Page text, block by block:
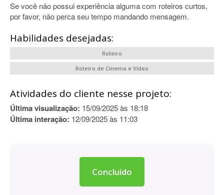
Se você não possui experiência alguma com roteiros curtos,
por favor, não perca seu tempo mandando mensagem.
Habilidades desejadas:
Roteiro
Roteiro de Cinema e Vídeo
Atividades do cliente nesse projeto:
Última visualização: 15/09/2025 às 18:18
Última interação: 12/09/2025 às 11:03
Concluído